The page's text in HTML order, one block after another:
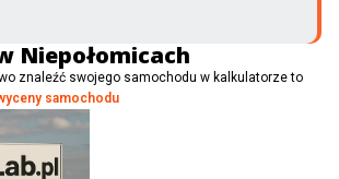
Niepołomicach
znaleźć swojego samochodu w kalkulatorze to
samochodu